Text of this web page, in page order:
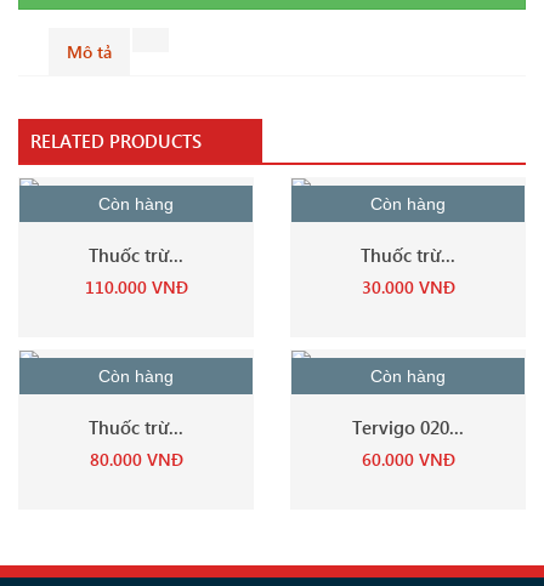
Mô tả
RELATED PRODUCTS
Còn hàng
Thuốc trừ...
110.000 VNĐ
Còn hàng
Thuốc trừ...
30.000 VNĐ
Còn hàng
Thuốc trừ...
80.000 VNĐ
Còn hàng
Tervigo 020...
60.000 VNĐ